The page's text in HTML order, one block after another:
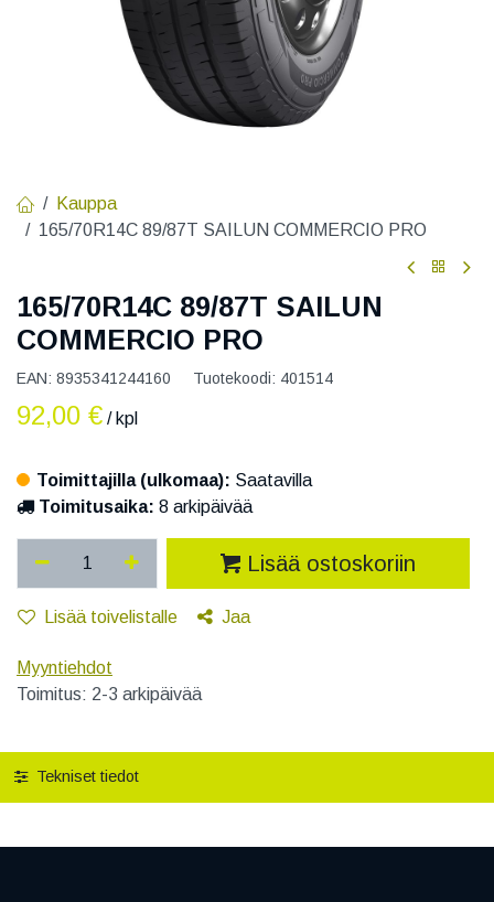
Kauppa
165/70R14C 89/87T SAILUN COMMERCIO PRO
165/70R14C 89/87T SAILUN
COMMERCIO PRO
EAN: 8935341244160 Tuotekoodi: 401514
92,00 € / kpl
Toimittajilla (ulkomaa): Saatavilla
Toimitusaika: 8 arkipäivää
Lisää ostoskoriin
Lisää toivelistalle Jaa
Myyntiehdot
Toimitus: 2-3 arkipäivää
Tekniset tiedot